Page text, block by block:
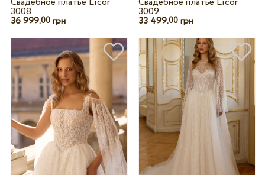
3008
36 999.00грн
3009
33 499.00 грн